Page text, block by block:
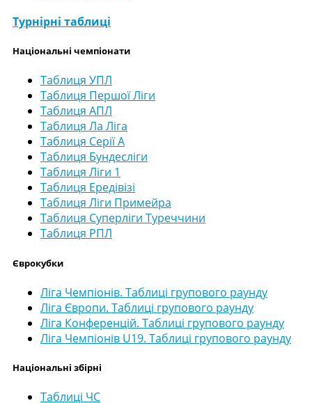
Турнірні таблиці
Національні чемпіонати
Таблиця УПЛ
Таблиця Першої Ліги
Таблиця АПЛ
Таблиця Ла Ліга
Таблиця Серії А
Таблиця Бундесліги
Таблиця Ліги 1
Таблиця Ередівізі
Таблиця Ліги Примейра
Таблиця Суперліги Туреччини
Таблиця РПЛ
Єврокубки
Ліга Чемпіонів. Таблиці групового раунду
Ліга Європи. Таблиці групового раунду
Ліга Конференцій. Таблиці групового раунду
Ліга Чемпіонів U19. Таблиці групового раунду
Національні збірні
Таблиці ЧС